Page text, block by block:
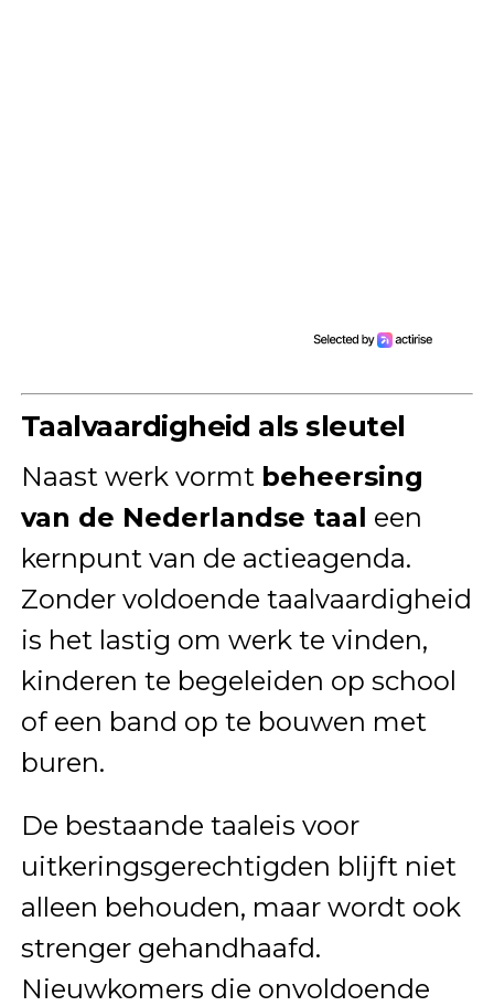
Taalvaardigheid als sleutel
Naast werk vormt beheersing
van de Nederlandse taal een
kernpunt van de actieagenda.
Zonder voldoende taalvaardigheid
is het lastig om werk te vinden,
kinderen te begeleiden op school
of een band op te bouwen met
buren.
De bestaande taaleis voor
uitkeringsgerechtigden blijft niet
alleen behouden, maar wordt ook
strenger gehandhaafd.
Nieuwkomers die onvoldoende